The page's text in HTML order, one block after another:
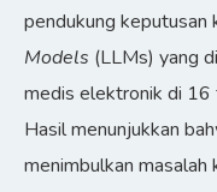
pendukung keputusan
Models (LLMs) yang
medis elektronik di 16
Hasil menunjukkan
menimbulkan masalah